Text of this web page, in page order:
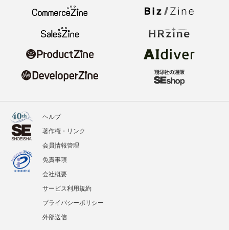
ヘルプ
著作権・リンク
会員情報管理
免責事項
会社概要
サービス利用規約
プライバシーポリシー
外部送信